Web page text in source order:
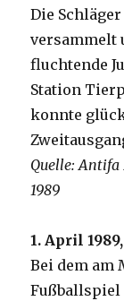
Die
versammelt
fluchtende
Station
konnte
Quelle: Antifa
1989
1. April
Bei dem am
Fußballspiel